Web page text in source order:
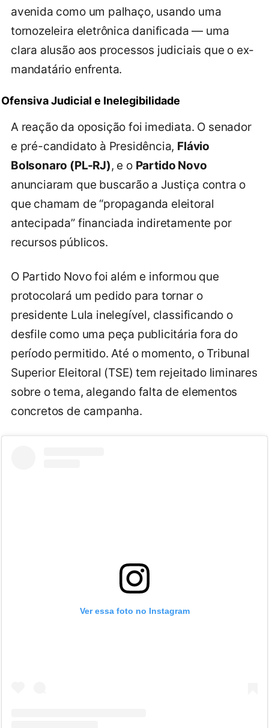
avenida como um palhaço, usando uma
tornozeleira eletrônica danificada — uma
clara alusão aos processos judiciais que o ex-
mandatário enfrenta.
Ofensiva Judicial e Inelegibilidade
A reação da oposição foi imediata. O senador
e pré-candidato à Presidência, Flávio
Bolsonaro (PL-RJ), e o Partido Novo
anunciaram que buscarão a Justiça contra o
que chamam de “propaganda eleitoral
antecipada” financiada indiretamente por
recursos públicos.
O Partido Novo foi além e informou que
protocolará um pedido para tornar o
presidente Lula inelegível, classificando o
desfile como uma peça publicitária fora do
período permitido. Até o momento, o Tribunal
Superior Eleitoral (TSE) tem rejeitado liminares
sobre o tema, alegando falta de elementos
concretos de campanha.
Ver essa foto no Instagram